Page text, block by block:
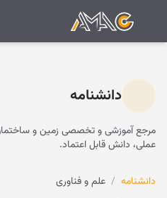
دانشنامه
مرجع آموزشی و تخصصی زمین و
عملی، دانش قابل اعتماد.
دانشنامه / علم و فناوری